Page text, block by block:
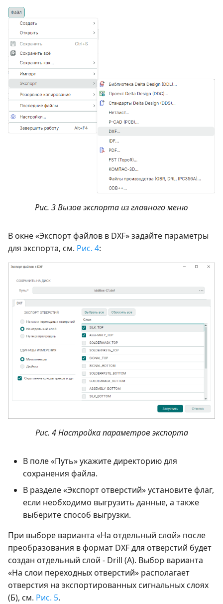
Рис. 3 Вызов экспорта из главного меню
В окне «Экспорт файлов в DXF» задайте параметры
для экспорта, см. Рис. 4:
Рис. 4 Настройка параметров экспорта
В поле «Путь» укажите директорию для
сохранения файла.
В разделе «Экспорт отверстий» установите флаг,
если необходимо выгрузить данные, а также
выберите способ выгрузки.
При выборе варианта «На отдельный слой» после
преобразования в формат DXF для отверстий будет
создан отдельный слой - Drill (А). Выбор варианта
«На слои переходных отверстий» располагает
отверстия на экспортированных сигнальных слоях
(Б), см. Рис. 5.